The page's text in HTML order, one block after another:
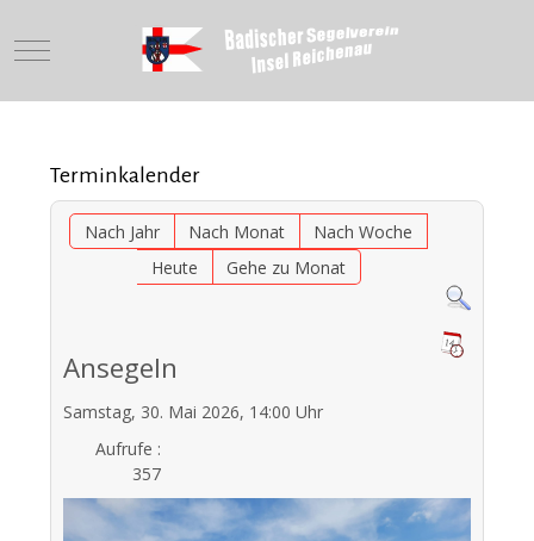
Mobile Menu Toggle
Terminkalender
Nach Jahr Nach Monat
Nach Woche
Heute
Gehe zu Monat
Ansegeln
Samstag, 30. Mai 2026, 14:00 Uhr
Aufrufe :
357